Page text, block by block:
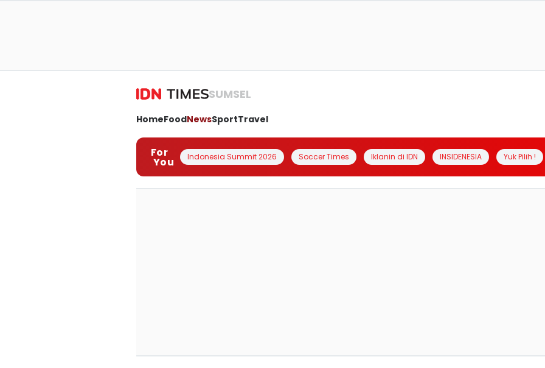
SUMSEL
HomeFoodNewsSportTravel
For
You Indonesia Summit 2026 Soccer Times Iklanin di IDN INSIDENESIA Yuk Pilih !